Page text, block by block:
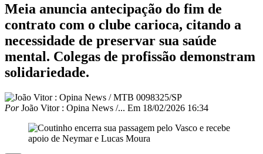
Meia anuncia antecipação do fim de
contrato com o clube carioca, citando a
necessidade de preservar sua saúde
mental. Colegas de profissão demonstram
solidariedade.
PorJoão Vitor : Opina News /... Em 18/02/2026 16:34